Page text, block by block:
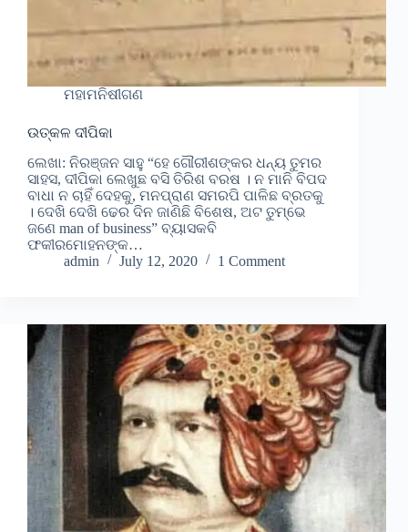
ମହାମନିଷୀଗଣ
ଉତ୍କଳ ଦୀପିକା
ଲେଖା: ନିରଞ୍ଜନ ସାହୁ “ହେ ଗୌରୀଶଙ୍କର ଧନ୍ୟ ତୁମର
ସାହସ, ଦୀପିକା ଲେଖୁଛ ବସି ତିରିଶ ବରଷ । ନ ମାନି ବିପଦ
ବାଧା ନ ଚାହିଁ ଦେହକୁ, ମନପ୍ରାଣ ସମରପି ପାଳିଛ ବ୍ରତକୁ
। ଦେଖି ଦେଖି ଢେର ଦିନ ଜାଣିଛି ବିଶେଷ, ଅଟ ତୁମ୍ଭେ
ଜଣେ man of business” ବ୍ୟାସକବି
ଫକୀରମୋହନଙ୍କ…
admin
July 12, 2020 1 Comment